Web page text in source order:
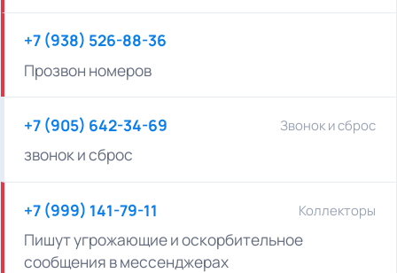
+7 (938) 526-88-36
Прозвон номеров
+7 (905) 642-34-69 Звонок и сброс
звонок и сброс
+7 (999) 141-79-11 Коллекторы
Пишут угрожающие и оскорбительное
сообщения в мессенджерах